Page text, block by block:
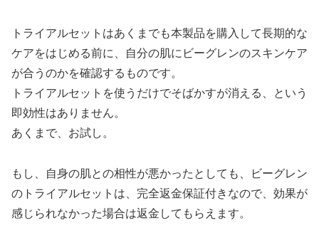
トライアルセットはあくまでも本製品を購入して長期的な
ケアをはじめる前に、自分の肌にビーグレンのスキンケア
が合うのかを確認するものです。
トライアルセットを使うだけでそばかすが消える、という
即効性はありません。
あくまで、お試し。
もし、自身の肌との相性が悪かったとしても、ビーグレン
のトライアルセットは、完全返金保証付きなので、効果が
感じられなかった場合は返金してもらえます。